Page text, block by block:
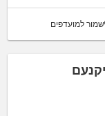
שמור למועדפים